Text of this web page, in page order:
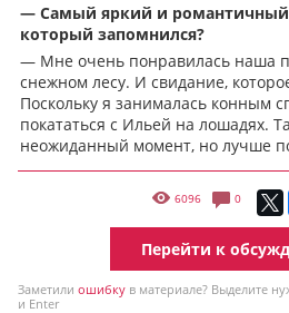
— Самый яркий и
который запомнился?
— Мне очень понравилась наша
снежном лесу. И свидание,
Поскольку я занималась конным
покататься с Ильей на лошадях.
неожиданный момент, но лучше
6096 0
Перейти к
Заметили ошибку в материале? Выделите
и Enter